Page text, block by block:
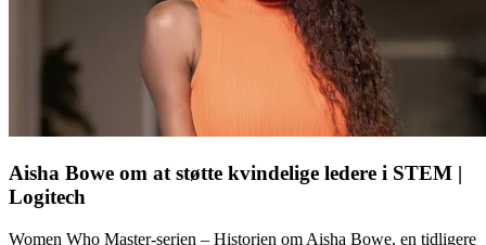
Aisha Bowe om at støtte kvindelige ledere i STEM |
Logitech
Women Who Master-serien – Historien om Aisha Bowe, en tidligere